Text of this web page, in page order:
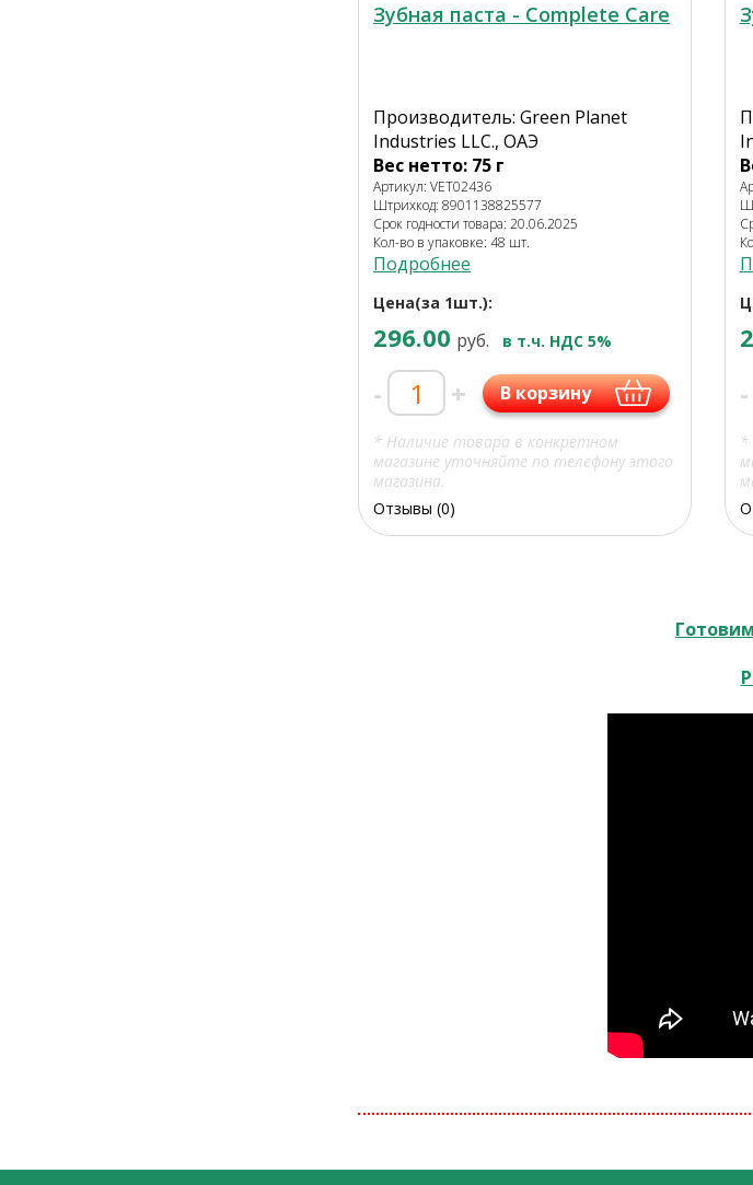
Зубная паста - Complete Care
Производитель: Green Planet
Industries LLC., ОАЭ
Вес нетто: 75 г
Артикул: VET02436
Штрихкод: 8901138825577
Срок годности товара: 20.06.2025
Кол-во в упаковке: 48 шт.
Подробнее
Цена(за 1шт.):
296.00 руб. в т.ч. НДС 5%
- + В корзину
* Наличие товара в конкретном
магазине уточняйте по телефону этого
магазина.
Отзывы (0)
-
*